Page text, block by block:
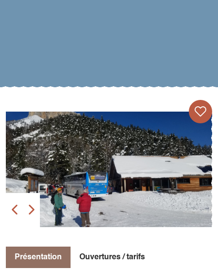
Présentation Ouvertures / tarifs